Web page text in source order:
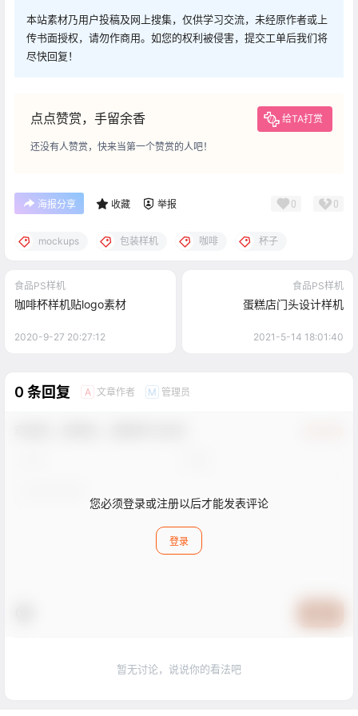
本站素材乃用户投稿及网上搜集，仅供学习交流，未经原作者或上
传书面授权，请勿作商用。如您的权利被侵害，提交工单后我们将
尽快回复！
点点赞赏，手留余香 给TA打赏
还没有人赞赏，快来当第一个赞赏的人吧！
海报分享 收藏 举报 0 0
mockups 包装样机 咖啡 杯子
食品PS样机
咖啡杯样机贴logo素材
2020-9-27 20:27:12
食品PS样机
蛋糕店门头设计样机
2021-5-14 18:01:40
0 条回复 A 文章作者 M 管理员
您必须登录或注册以后才能发表评论
登录
暂无讨论，说说你的看法吧